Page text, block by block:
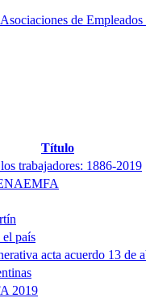
Título
trabajadores: 1886-2019
país
acta acuerdo 13 de
2019